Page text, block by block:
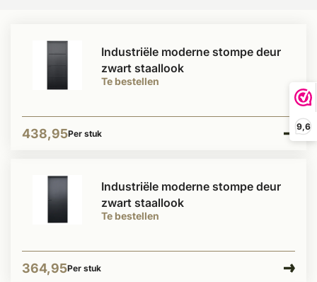
9,6
Te bestellen
Industriële moderne stompe deur
zwart staallook
438,95Per stuk
Te bestellen
Industriële moderne stompe deur
zwart staallook
364,95Per stuk